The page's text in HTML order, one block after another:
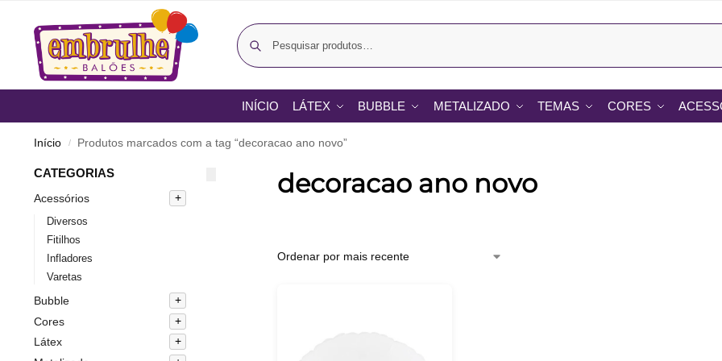
INÍCIO LÁTEX BUBBLE METALIZADO TEMAS CORES
Início / Produtos marcados com a tag “decoracao ano novo”
decoracao ano novo
CATEGORIAS
Acessórios
Diversos
Fitilhos
Infladores
Varetas
Bubble
Cores
Látex